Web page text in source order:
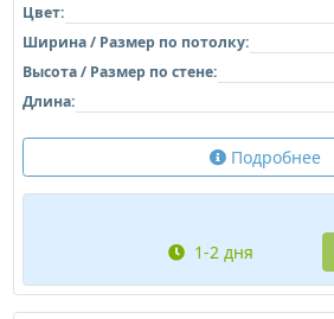
Цвет:
Ширина / Размер по потолку:
Высота / Размер по стене:
Длина:
Подробнее
1-2 дня